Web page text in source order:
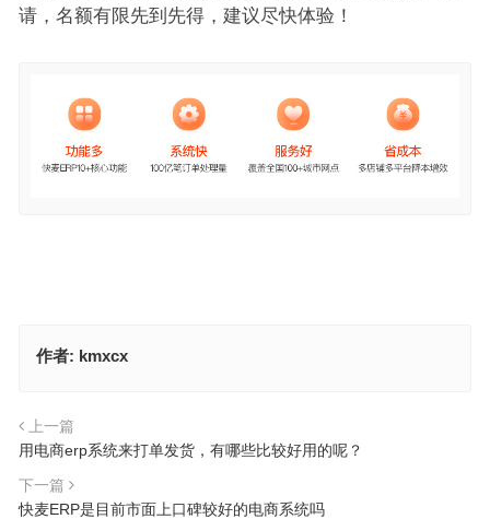
请，名额有限先到先得，建议尽快体验！
作者: kmxcx
上一篇
用电商erp系统来打单发货，有哪些比较好用的呢？
下一篇
快麦ERP是目前市面上口碑较好的电商系统吗